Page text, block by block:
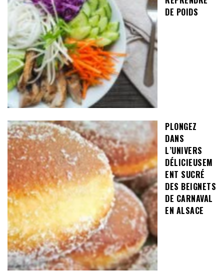
DE POIDS
PLONGEZ
DANS
L’UNIVERS
DÉLICIEUSEM
ENT SUCRÉ
DES BEIGNETS
DE CARNAVAL
EN ALSACE